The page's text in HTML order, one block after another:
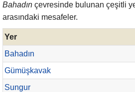
Bahadın çevresinde bulunan çeşitli
arasındaki mesafeler.
Yer
Bahadın
Gümüşkavak
Sungur